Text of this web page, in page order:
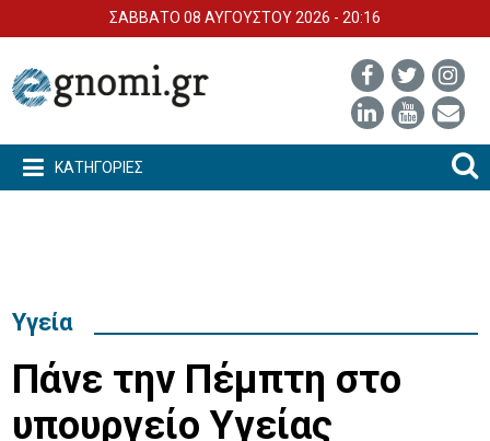
ΣΑΒΒΑΤΟ 08 ΑΥΓΟΥΣΤΟΥ 2026 - 20:16
ΚΑΤΗΓΟΡΙΕΣ
Υγεία
Πάνε την Πέμπτη στο
υπουργείο Υγείας